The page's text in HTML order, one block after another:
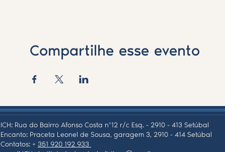
Compartilhe esse evento
ICH: Rua do Bairro Afonso Costa nº12 r/c Esq. - 2910 - 413 Setúbal
Encanto: Praceta Leonel de Sousa, garagem 3, 2910 - 414 Setúbal
Contatos: + 351 920 192 933